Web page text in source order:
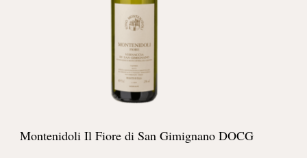
Montenidoli Il Fiore di San Gimignano DOCG